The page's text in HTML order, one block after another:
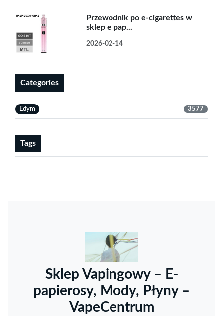
Przewodnik po e-cigarettes w
sklep e pap...
2026-02-14
Categories
Edym 3577
Tags
Sklep Vapingowy – E-
papierosy, Mody, Płyny –
VapeCentrum